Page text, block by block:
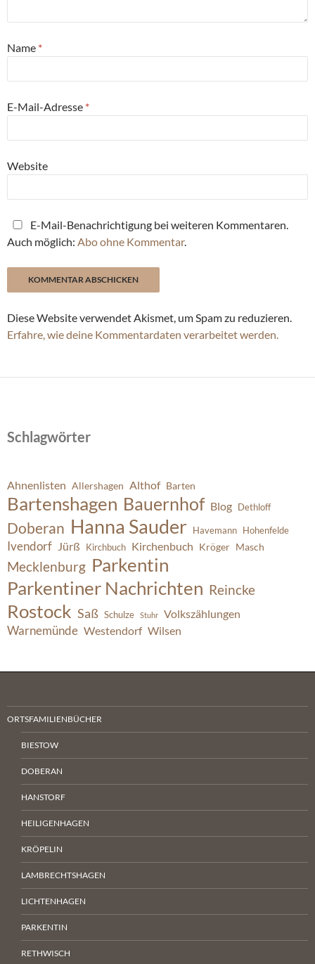
Name *
E-Mail-Adresse *
Website
E-Mail-Benachrichtigung bei weiteren Kommentaren.
Auch möglich: Abo ohne Kommentar.
Diese Website verwendet Akismet, um Spam zu reduzieren.
Erfahre, wie deine Kommentardaten verarbeitet werden.
Schlagwörter
Ahnenlisten Allershagen Althof Barten
Bartenshagen Bauernhof Blog Dethloff
Doberan Hanna Sauder Havemann Hohenfelde
Ivendorf Jürß Kirchbuch Kirchenbuch Kröger Masch
Mecklenburg Parkentin
Parkentiner Nachrichten Reincke
Rostock Saß Schulze Stuhr Volkszählungen
Warnemünde Westendorf Wilsen
ORTSFAMILIENBÜCHER
BIESTOW
DOBERAN
HANSTORF
HEILIGENHAGEN
KRÖPELIN
LAMBRECHTSHAGEN
LICHTENHAGEN
PARKENTIN
RETHWISCH